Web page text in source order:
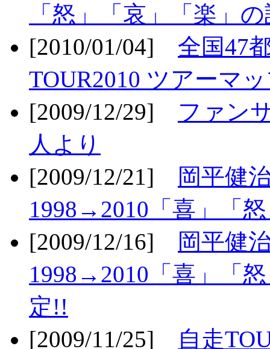
「怒」「哀」「楽」
[2010/01/04] 全国47
TOUR2010 ツアーマ
[2009/12/29] ファン
人より
[2009/12/21]
岡平健
1998→2010「喜」「
[2009/12/16]
岡平健
1998→2010「喜」「
定!!
[2009/11/25]
自走